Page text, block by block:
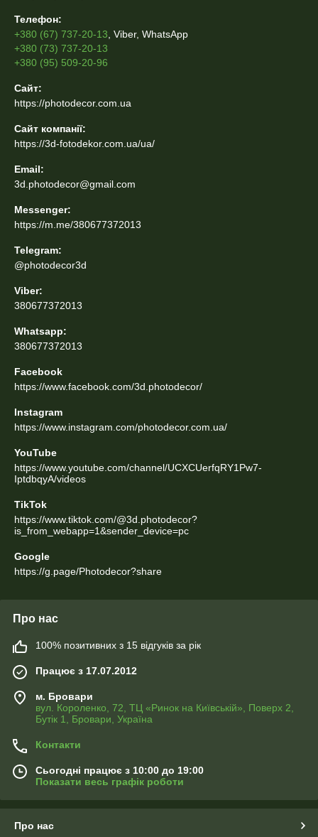
Телефон:
+380 (67) 737-20-13 , Viber, WhatsApp
+380 (73) 737-20-13
+380 (95) 509-20-96
Сайт:
https://photodecor.com.ua
Сайт компанії:
https://3d-fotodekor.com.ua/ua/
Email:
3d.photodecor@gmail.com
Messenger:
https://m.me/380677372013
Telegram:
@photodecor3d
Viber:
380677372013
Whatsapp:
380677372013
Facebook
https://www.facebook.com/3d.photodecor/
Instagram
https://www.instagram.com/photodecor.com.ua/
YouTube
https://www.youtube.com/channel/UCXCUerfqRY1Pw7-
IptdbqyA/videos
TikTok
https://www.tiktok.com/@3d.photodecor?
is_from_webapp=1&sender_device=pc
Google
https://g.page/Photodecor?share
Про нас
100% позитивних з 15 відгуків за рік
Працює з 17.07.2012
м. Бровари
вул. Короленко, 72, ТЦ «Ринок на Київській», Поверх 2,
Бутік 1, Бровари, Україна
Контакти
Сьогодні працює з 10:00 до 19:00
Показати весь графік роботи
Про нас